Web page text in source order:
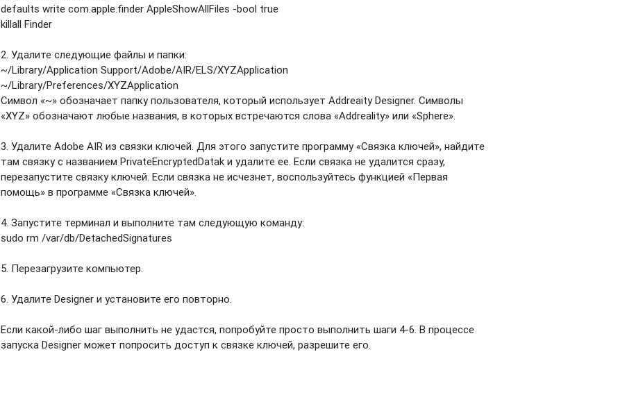
defaults write com.apple.finder AppleShowAllFiles -bool true
killall Finder
2. Удалите следующие файлы и папки:
~/Library/Application Support/Adobe/AIR/ELS/XYZApplication
~/Library/Preferences/XYZApplication
Символ «~» обозначает папку пользователя, который использует Addreaity Designer. Символы
«XYZ» обозначают любые названия, в которых встречаются слова «Addreality» или «Sphere».
3. Удалите Adobe AIR из связки ключей. Для этого запустите программу «Связка ключей», найдите
там связку с названием PrivateEncryptedDatak и удалите ее. Если связка не удалится сразу,
перезапустите связку ключей. Если связка не исчезнет, воспользуйтесь функцией «Первая
помощь» в программе «Связка ключей».
4. Запустите терминал и выполните там следующую команду:
sudo rm /var/db/DetachedSignatures
5. Перезагрузите компьютер.
6. Удалите Designer и установите его повторно.
Если какой-либо шаг выполнить не удастся, попробуйте просто выполнить шаги 4-6. В процессе
запуска Designer может попросить доступ к связке ключей, разрешите его.